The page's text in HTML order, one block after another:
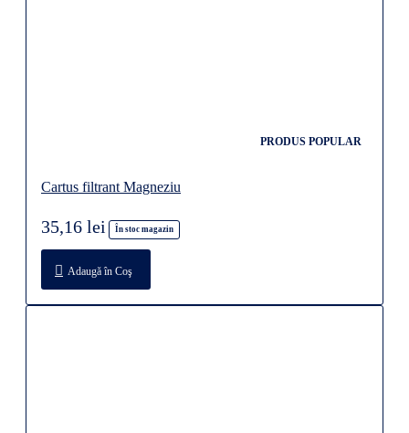
PRODUS POPULAR
Cartus filtrant Magneziu
În stoc magazin
35,16 lei
Adaugă în Coş